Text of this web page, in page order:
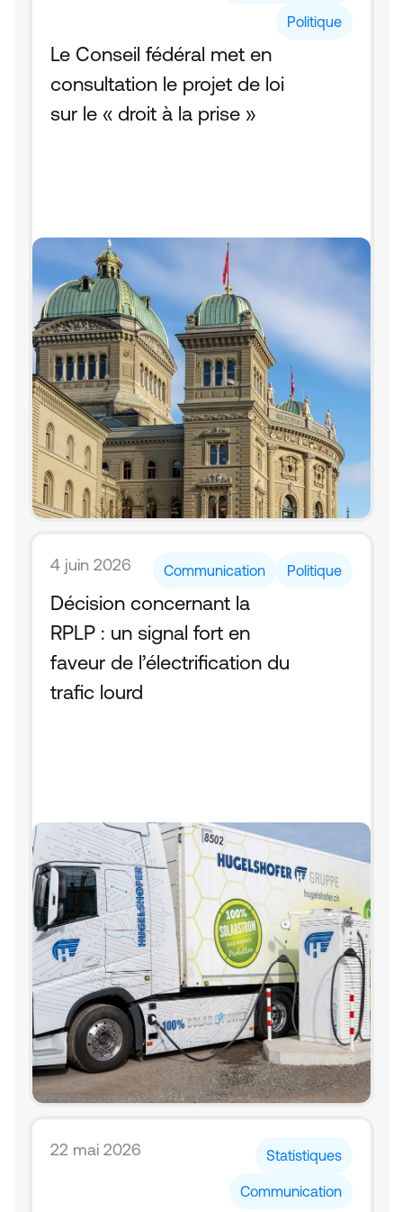
Politique
Le Conseil fédéral met en
consultation le projet de loi
sur le « droit à la prise »
4 juin 2026 Communication Politique
Décision concernant la
RPLP : un signal fort en
faveur de l’électrification du
trafic lourd
22 mai 2026 Statistiques
Communication